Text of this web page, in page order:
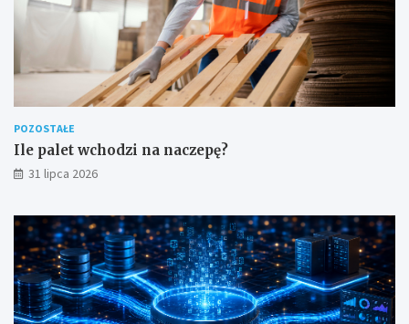
POZOSTAŁE
Ile palet wchodzi na naczepę?
31 lipca 2026